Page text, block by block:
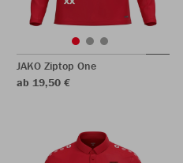
JAKO Ziptop One
ab 19,50 €